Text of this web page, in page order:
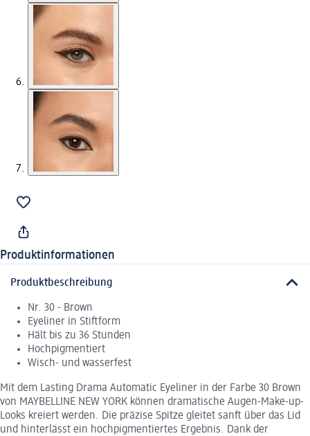
Produktinformationen
Produktbeschreibung
Nr. 30 - Brown
Eyeliner in Stiftform
Hält bis zu 36 Stunden
Hochpigmentiert
Wisch- und wasserfest
Mit dem Lasting Drama Automatic Eyeliner in der Farbe 30 Brown
von MAYBELLINE NEW YORK können dramatische Augen-Make-up-
Looks kreiert werden. Die präzise Spitze gleitet sanft über das Lid
und hinterlässt ein hochpigmentiertes Ergebnis. Dank der